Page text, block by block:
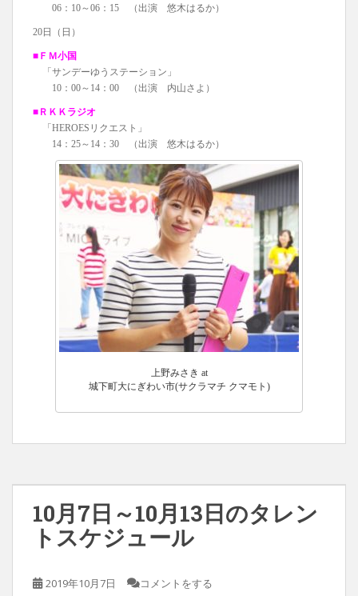
06：10～06：15 （出演 悠木はるか）
20日（日）
■ＦＭ小国
「サンデーゆうステーション」
10：00～14：00 （出演 内山さよ）
■ＲＫＫラジオ
「HEROESリクエスト」
14：25～14：30 （出演 悠木はるか）
上野みさき at
城下町大にぎわい市(サクラマチ クマモト)
10月7日～10月13日のタレン
トスケジュール
2019年10月7日 コメントをする